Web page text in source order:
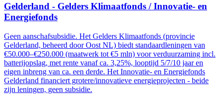
Gelderland - Gelders Klimaatfonds / Innovatie- en
Energiefonds
Geen aanschafsubsidie. Het Gelders Klimaatfonds (provincie
Gelderland, beheerd door Oost NL) biedt standaardleningen van
€50.000–€250.000 (maatwerk tot €5 mln) voor verduurzaming incl.
batterijopslag, met rente vanaf ca. 3,25%, looptijd 5/7/10 jaar en
eigen inbreng van ca. een derde. Het Innovatie- en Energiefonds
Gelderland financiert grotere/innovatieve energieprojecten - beide
zijn leningen, geen subsidie.